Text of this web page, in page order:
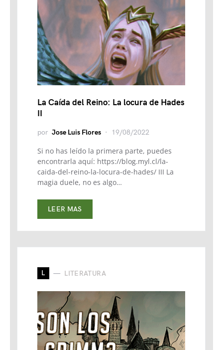
La Caída del Reino: La locura de Hades
II
por Jose Luis Flores 19/08/2022
Si no has leído la primera parte, puedes
encontrarla aquí: https://blog.myl.cl/la-
caida-del-reino-la-locura-de-hades/ III La
magia duele, no es algo…
LEER MAS
L LITERATURA